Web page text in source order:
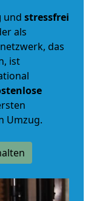
und stressfrei
als
das
ist
Umzug.